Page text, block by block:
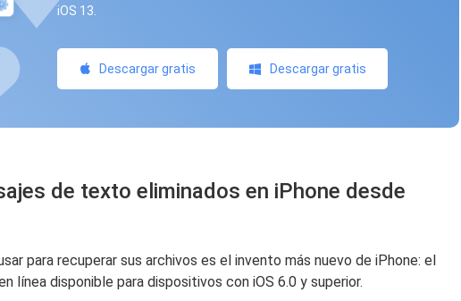
iOS 13.
Descargar gratis Descargar gratis
de texto eliminados en iPhone desde
para recuperar sus archivos es el invento más nuevo de iPhone: el
línea disponible para dispositivos con iOS 6.0 y superior.